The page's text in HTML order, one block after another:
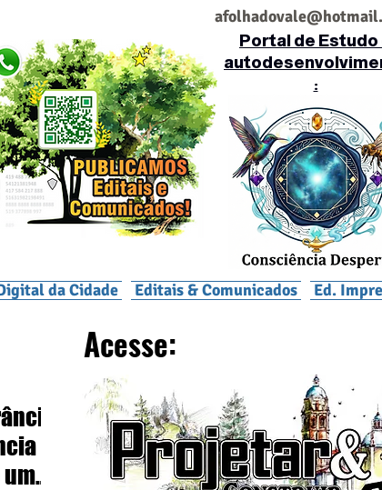
af
Portal de Estudo
:
da Cidade Editais & Comunicados Ed.
e
Acesse: